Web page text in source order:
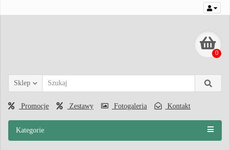
0
Sklep
Promocje Zestawy Fotogaleria Kontakt
Kategorie